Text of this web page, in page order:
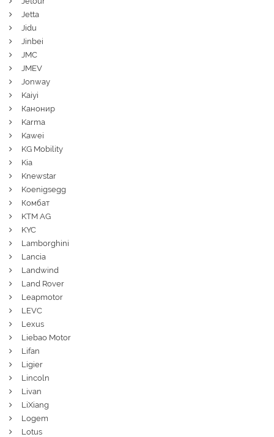
Jetta
Jidu
Jinbei
JMC
JMEV
Jonway
Kaiyi
Канонир
Karma
Kawei
KG Mobility
Kia
Knewstar
Koenigsegg
Комбат
KTM AG
KYC
Lamborghini
Lancia
Landwind
Land Rover
Leapmotor
LEVC
Lexus
Liebao Motor
Lifan
Ligier
Lincoln
Livan
LiXiang
Logem
Lotus